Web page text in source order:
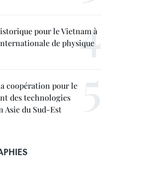
pour le Vietnam à
de physique
coopération pour le
des technologies
Asie du Sud-Est